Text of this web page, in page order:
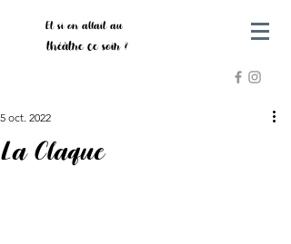
Et si on allait au
théâtre ce soir ?
La Claque
5 oct. 2022